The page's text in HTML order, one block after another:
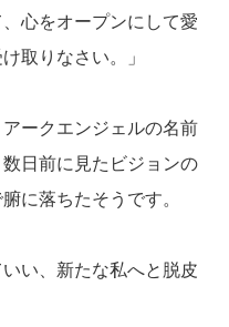
心をオープンにして愛
取りなさい。」
ークエンジェルの名前
日前に見たビジョンの
に落ちたそうです。
い、新たな私へと脱皮